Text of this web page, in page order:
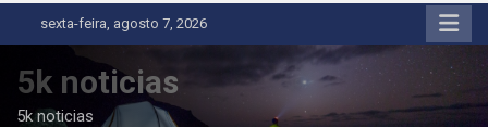
to
content
sexta-feira, agosto 7, 2026
5k noticias
5k noticias